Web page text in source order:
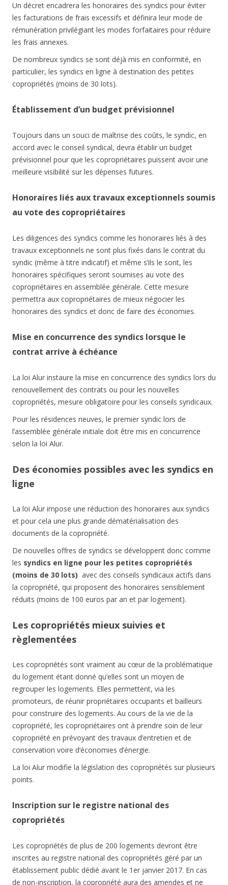
Un décret encadrera les honoraires des syndics pour éviter
les facturations de frais excessifs et définira leur mode de
rémunération privilégiant les modes forfaitaires pour réduire
les frais annexes.
De nombreux syndics se sont déjà mis en conformité, en
particulier, les syndics en ligne à destination des petites
copropriétés (moins de 30 lots).
Établissement d’un budget prévisionnel
Toujours dans un souci de maîtrise des coûts, le syndic, en
accord avec le conseil syndical, devra établir un budget
prévisionnel pour que les copropriétaires puissent avoir une
meilleure visibilité sur les dépenses futures.
Honoraires liés aux travaux exceptionnels soumis
au vote des copropriétaires
Les diligences des syndics comme les honoraires liés à des
travaux exceptionnels ne sont plus fixés dans le contrat du
syndic (même à titre indicatif) et même s’ils le sont, les
honoraires spécifiques seront soumises au vote des
copropriétaires en assemblée générale. Cette mesure
permettra aux copropriétaires de mieux négocier les
honoraires des syndics et donc de faire des économies.
Mise en concurrence des syndics lorsque le
contrat arrive à échéance
La loi Alur instaure la mise en concurrence des syndics lors du
renouvellement des contrats ou pour les nouvelles
copropriétés, mesure obligatoire pour les conseils syndicaux.
Pour les résidences neuves, le premier syndic lors de
l’assemblée générale initiale doit être mis en concurrence
selon la loi Alur.
Des économies possibles avec les syndics en
ligne
La loi Alur impose une réduction des honoraires aux syndics
et pour cela une plus grande dématérialisation des
documents de la copropriété.
De nouvelles offres de syndics se développent donc comme
les syndics en ligne pour les petites copropriétés
(moins de 30 lots) avec des conseils syndicaux actifs dans
la copropriété, qui proposent des honoraires sensiblement
réduits (moins de 100 euros par an et par logement).
Les copropriétés mieux suivies et
règlementées
Les copropriétés sont vraiment au cœur de la problématique
du logement étant donné qu’elles sont un moyen de
regrouper les logements. Elles permettent, via les
promoteurs, de réunir propriétaires occupants et bailleurs
pour construire des logements. Au cours de la vie de la
copropriété, les copropriétaires ont à prendre soin de leur
copropriété en prévoyant des travaux d’entretien et de
conservation voire d’économies d’énergie.
La loi Alur modifie la législation des copropriétés sur plusieurs
points.
Inscription sur le registre national des
copropriétés
Les copropriétés de plus de 200 logements devront être
inscrites au registre national des copropriétés géré par un
établissement public dédié avant le 1er janvier 2017. En cas
de non-inscription, la copropriété aura des amendes et ne